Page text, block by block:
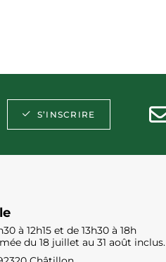
S’INSCRIRE
à 12h15 et de 13h30 à 18h
du 18 juillet au 31 août inclus.